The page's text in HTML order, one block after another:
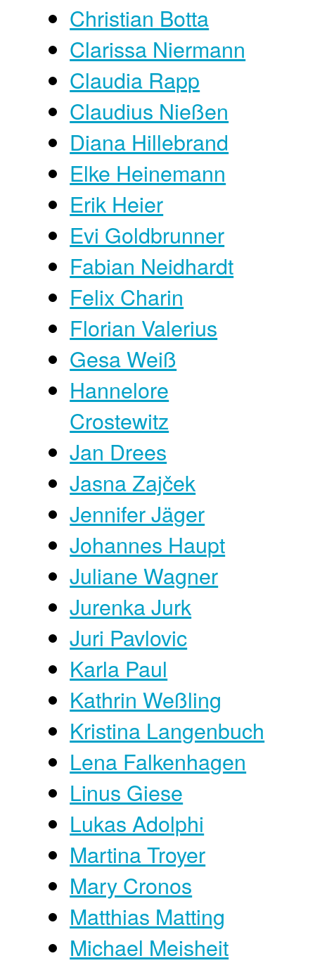
Christian Botta
Clarissa Niermann
Claudia Rapp
Claudius Nießen
Diana Hillebrand
Elke Heinemann
Erik Heier
Evi Goldbrunner
Fabian Neidhardt
Felix Charin
Florian Valerius
Gesa Weiß
Hannelore
Crostewitz
Jan Drees
Jasna Zajček
Jennifer Jäger
Johannes Haupt
Juliane Wagner
Jurenka Jurk
Juri Pavlovic
Karla Paul
Kathrin Weßling
Kristina Langenbuch
Lena Falkenhagen
Linus Giese
Lukas Adolphi
Martina Troyer
Mary Cronos
Matthias Matting
Michael Meisheit